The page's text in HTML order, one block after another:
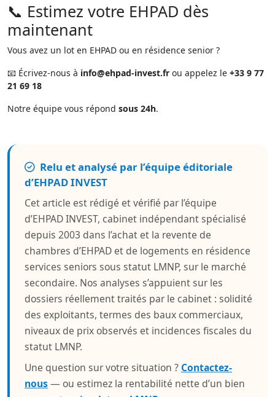
📞 Estimez votre EHPAD dès
maintenant
Vous avez un lot en EHPAD ou en résidence senior ?
📧 Écrivez-nous à info@ehpad-invest.fr ou appelez le +33 9 77
21 69 18
Notre équipe vous répond sous 24h.
Relu et analysé par l’équipe éditoriale
d’EHPAD INVEST
Cet article est rédigé et vérifié par l’équipe
d’EHPAD INVEST, cabinet indépendant spécialisé
depuis 2003 dans l’achat et la revente de
chambres d’EHPAD et de logements en résidence
services seniors sous statut LMNP, sur le marché
secondaire. Nos analyses s’appuient sur les
dossiers réellement traités par le cabinet : solidité
des exploitants, termes des baux commerciaux,
niveaux de prix observés et incidences fiscales du
statut LMNP.
Une question sur votre situation ? Contactez-
nous— ou estimez la rentabilité nette d’un bien